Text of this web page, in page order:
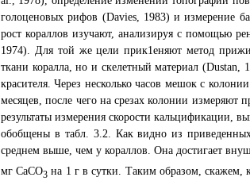
голоценовых рифов (Davies, 1983) и измерение
рост кораллов изучают, анализируя с помощью
1974). Для той же цели прик1еняют метод
ткани коралла, но и скелетный материал
красителя. Через несколько часов мешок с
месяцев, после чего на срезах колонии измеряют
результаты измерения скорости кальцификации,
обобщены в табл. 3.2. Как видно из
среднем выше, чем у кораллов. Она достигает
мг СаСО3 на 1 г в сутки. Таким образом, скажем,